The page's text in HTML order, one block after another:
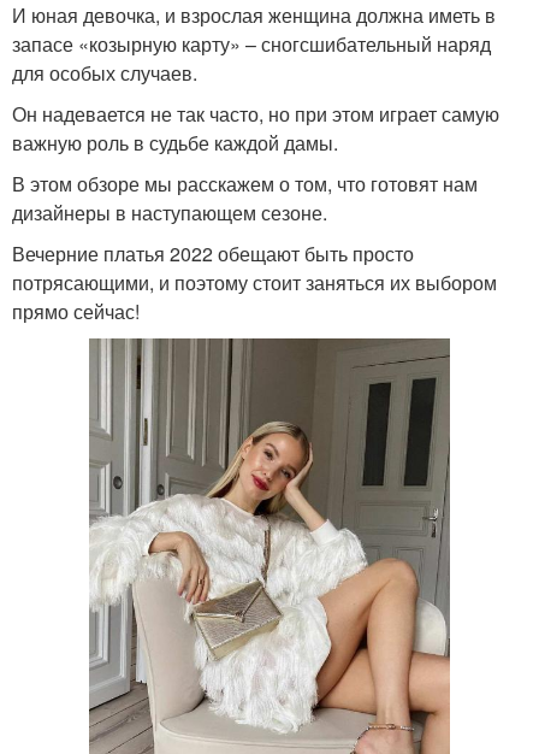
И юная девочка, и взрослая женщина должна иметь в
запасе «козырную карту» – сногсшибательный наряд
для особых случаев.
Он надевается не так часто, но при этом играет самую
важную роль в судьбе каждой дамы.
В этом обзоре мы расскажем о том, что готовят нам
дизайнеры в наступающем сезоне.
Вечерние платья 2022 обещают быть просто
потрясающими, и поэтому стоит заняться их выбором
прямо сейчас!